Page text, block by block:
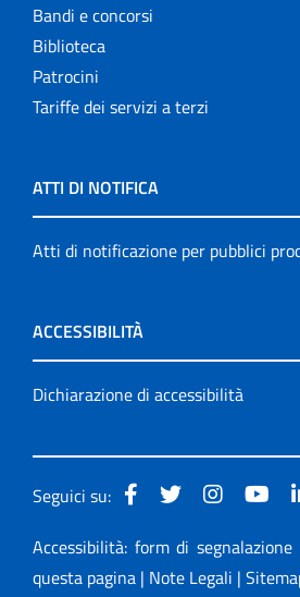
Bandi e concorsi
Biblioteca
Patrocini
Tariffe dei servizi a terzi
ATTI DI NOTIFICA
Atti di notificazione per pubblici
ACCESSIBILITÀ
Dichiarazione di accessibilità
Seguici su:
Accessibilità: form di
questa pagina | Note Legali |